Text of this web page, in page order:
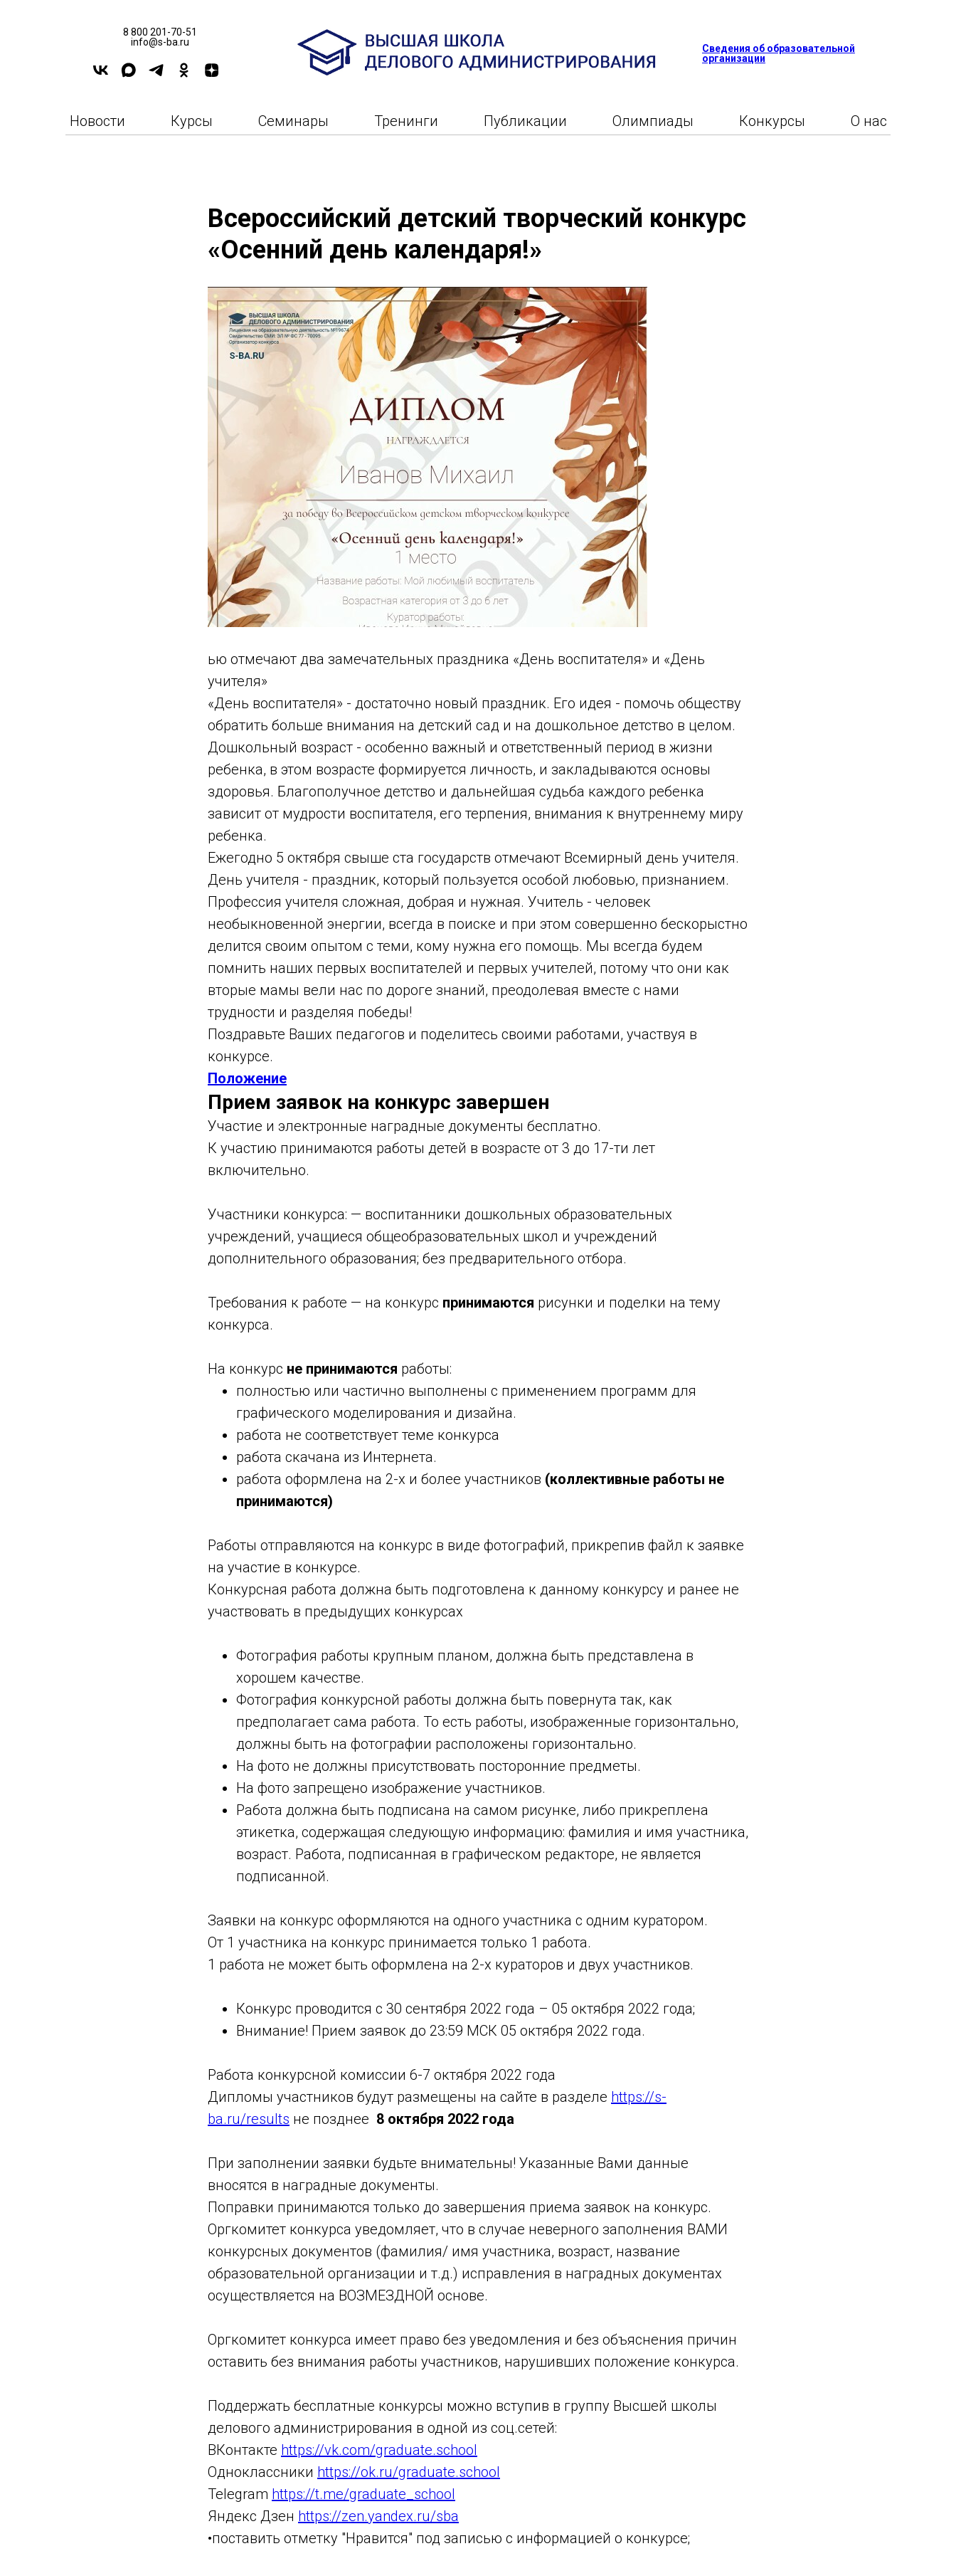
8 800 201-70-51
info@s-ba.ru
Сведения об образовательной
организации
Новости Курсы Семинары Тренинги Публикации Олимпиады Конкурсы О нас
Всероссийский детский творческий конкурс
«Осенний день календаря!»
ью отмечают два замечательных праздника «День воспитателя» и «День
учителя»
«День воспитателя» - достаточно новый праздник. Его идея - помочь обществу
обратить больше внимания на детский сад и на дошкольное детство в целом.
Дошкольный возраст - особенно важный и ответственный период в жизни
ребенка, в этом возрасте формируется личность, и закладываются основы
здоровья. Благополучное детство и дальнейшая судьба каждого ребенка
зависит от мудрости воспитателя, его терпения, внимания к внутреннему миру
ребенка.
Ежегодно 5 октября свыше ста государств отмечают Всемирный день учителя.
День учителя - праздник, который пользуется особой любовью, признанием.
Профессия учителя сложная, добрая и нужная. Учитель - человек
необыкновенной энергии, всегда в поиске и при этом совершенно бескорыстно
делится своим опытом с теми, кому нужна его помощь. Мы всегда будем
помнить наших первых воспитателей и первых учителей, потому что они как
вторые мамы вели нас по дороге знаний, преодолевая вместе с нами
трудности и разделяя победы!
Поздравьте Ваших педагогов и поделитесь своими работами, участвуя в
конкурсе.
Положение
Прием заявок на конкурс завершен
Участие и электронные наградные документы бесплатно.
К участию принимаются работы детей в возрасте от 3 до 17-ти лет
включительно.
Участники конкурса: — воспитанники дошкольных образовательных
учреждений, учащиеся общеобразовательных школ и учреждений
дополнительного образования; без предварительного отбора.
Требования к работе — на конкурс принимаются рисунки и поделки на тему
конкурса.
На конкурс не принимаются работы:
полностью или частично выполнены с применением программ для
графического моделирования и дизайна.
работа не соответствует теме конкурса
работа скачана из Интернета.
работа оформлена на 2-х и более участников (коллективные работы не
принимаются)
Работы отправляются на конкурс в виде фотографий, прикрепив файл к заявке
на участие в конкурсе.
Конкурсная работа должна быть подготовлена к данному конкурсу и ранее не
участвовать в предыдущих конкурсах
Фотография работы крупным планом, должна быть представлена в
хорошем качестве.
Фотография конкурсной работы должна быть повернута так, как
предполагает сама работа. То есть работы, изображенные горизонтально,
должны быть на фотографии расположены горизонтально.
На фото не должны присутствовать посторонние предметы.
На фото запрещено изображение участников.
Работа должна быть подписана на самом рисунке, либо прикреплена
этикетка, содержащая следующую информацию: фамилия и имя участника,
возраст. Работа, подписанная в графическом редакторе, не является
подписанной.
Заявки на конкурс оформляются на одного участника с одним куратором.
От 1 участника на конкурс принимается только 1 работа.
1 работа не может быть оформлена на 2-х кураторов и двух участников.
Конкурс проводится с 30 сентября 2022 года – 05 октября 2022 года;
Внимание! Прием заявок до 23:59 МСК 05 октября 2022 года.
Работа конкурсной комиссии 6-7 октября 2022 года
Дипломы участников будут размещены на сайте в разделе https://s-
ba.ru/results не позднее 8 октября 2022 года
При заполнении заявки будьте внимательны! Указанные Вами данные
вносятся в наградные документы.
Поправки принимаются только до завершения приема заявок на конкурс.
Оргкомитет конкурса уведомляет, что в случае неверного заполнения ВАМИ
конкурсных документов (фамилия/ имя участника, возраст, название
образовательной организации и т.д.) исправления в наградных документах
осуществляется на ВОЗМЕЗДНОЙ основе.
Оргкомитет конкурса имеет право без уведомления и без объяснения причин
оставить без внимания работы участников, нарушивших положение конкурса.
Поддержать бесплатные конкурсы можно вступив в группу Высшей школы
делового администрирования в одной из соц.сетей:
ВКонтакте https://vk.com/graduate.school
Одноклассники https://ok.ru/graduate.school
Telegram https://t.me/graduate_school
Яндекс Дзен https://zen.yandex.ru/sba
•поставить отметку "Нравится" под записью с информацией о конкурсе;